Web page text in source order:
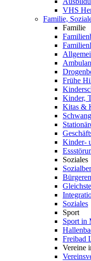
VHS
Familie,
Familie
Frühe
Kinder,
Kitas &
Kinder-
Soziales
Soziales
Sport
Sport in
Freibad
Vereine